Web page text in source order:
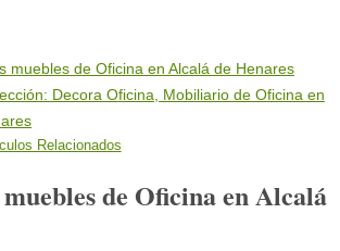
muebles de Oficina en Alcalá de Henares
Decora Oficina, Mobiliario de Oficina en
Relacionados
de Oficina en Alcalá